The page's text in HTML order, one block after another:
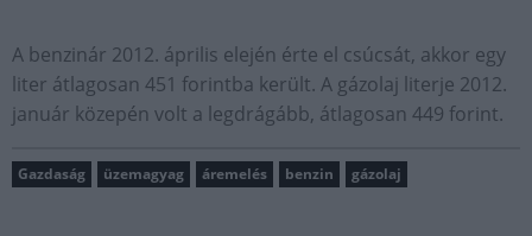
A benzinár 2012. április elején érte el csúcsát, akkor egy
liter átlagosan 451 forintba került. A gázolaj literje 2012.
január közepén volt a legdrágább, átlagosan 449 forint.
Gazdaság üzemagyag áremelés benzin gázolaj